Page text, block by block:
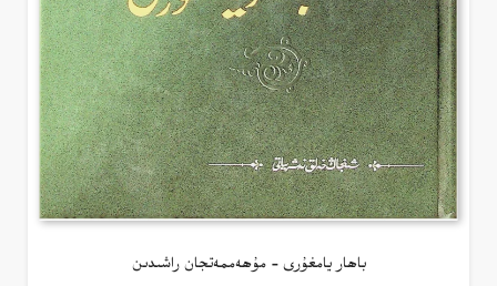
باھار يامغۇرى – مۇھەممەتجان راشىدىن